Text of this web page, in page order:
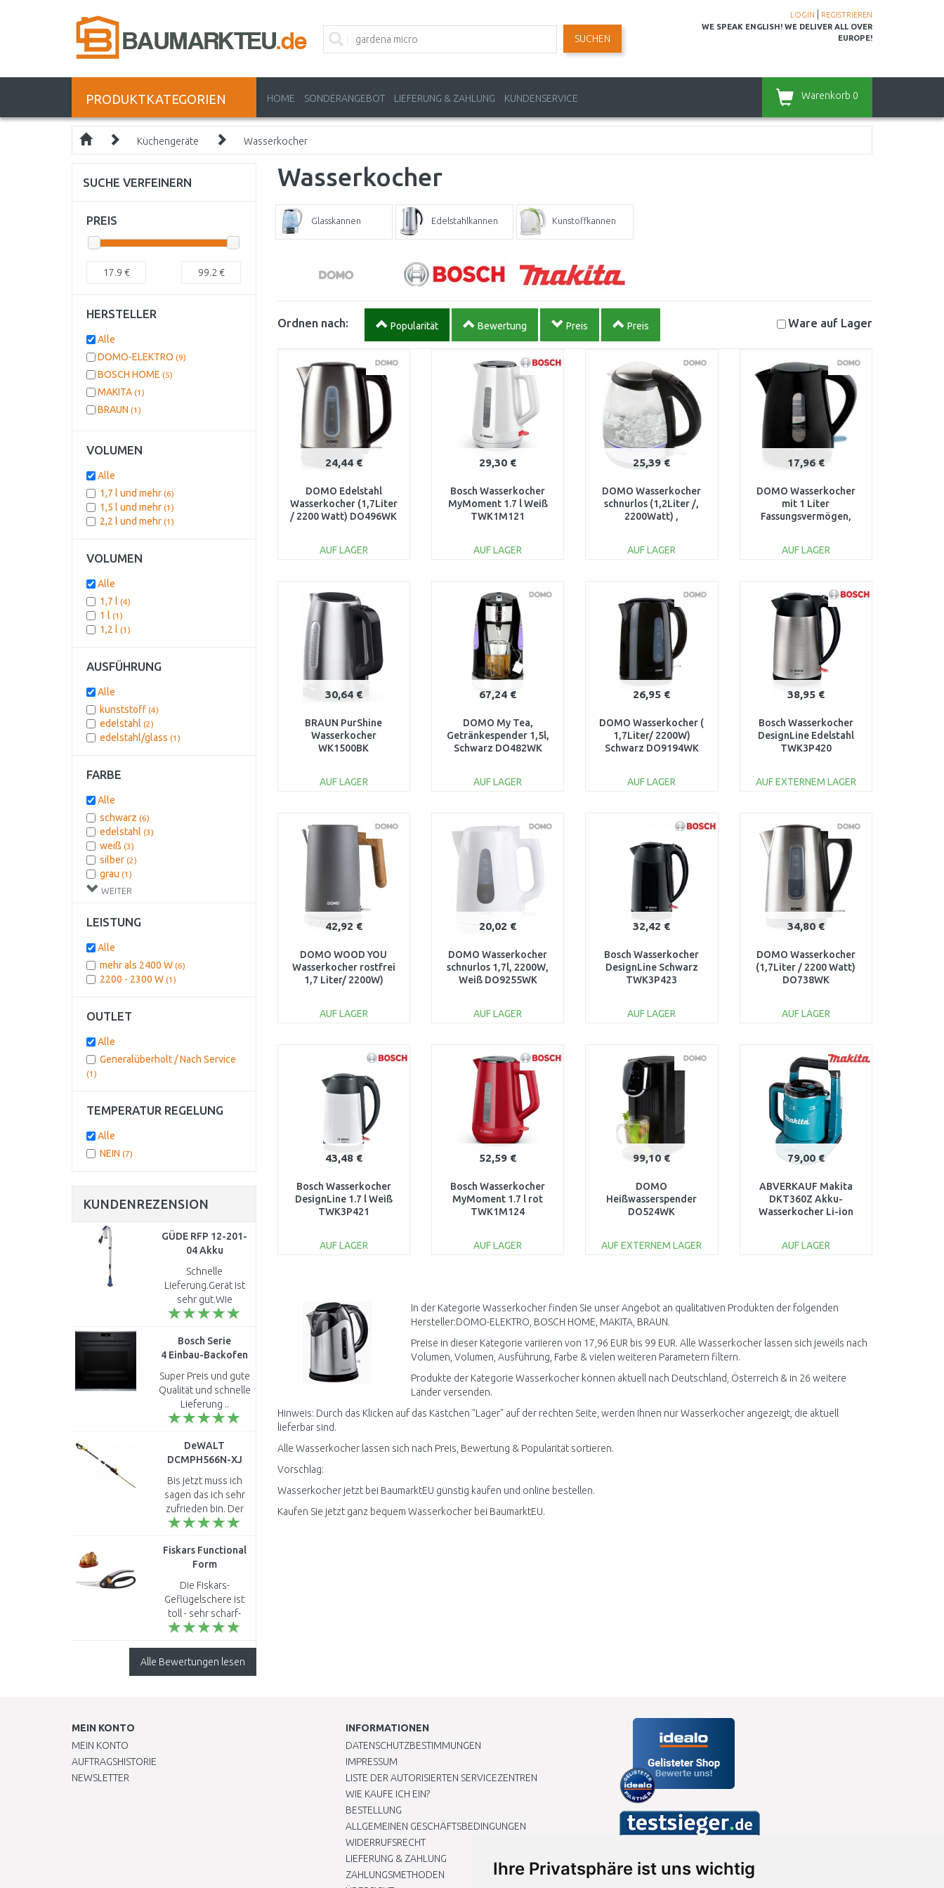
Ihre Privatsphäre ist uns wichtig
LOGIN
REGISTRIEREN
WE SPEAK ENGLISH! WE DELIVER ALL OVER
EUROPE!
SUCHEN
PRODUKTKATEGORIEN HOME SONDERANGEBOT LIEFERUNG & ZAHLUNG KUNDENSERVICE Warenkorb 0
Küchengeräte Wasserkocher
Wasserkocher
Glasskannen Edelstahlkannen Kunstoffkannen
Ordnen nach: Popularität Bewertung Preis Preis Ware auf Lager
24,44 €
DOMO Edelstahl
Wasserkocher (1,7Liter
/ 2200 Watt) DO496WK
AUF LAGER
Vergleichen
29,30 €
Bosch Wasserkocher
MyMoment 1.7 l Weiß
TWK1M121
AUF LAGER
Vergleichen
25,39 €
DOMO Wasserkocher
schnurlos (1,2Liter /,
2200Watt) ,
AUF LAGER
Vergleichen
17,96 €
DOMO Wasserkocher
mit 1 Liter
Fassungsvermögen,
AUF LAGER
Vergleichen
30,64 €
BRAUN PurShine
Wasserkocher
WK1500BK
AUF LAGER
Vergleichen
67,24 €
DOMO My Tea,
Getränkespender 1,5l,
Schwarz DO482WK
AUF LAGER
Vergleichen
26,95 €
DOMO Wasserkocher (
1,7Liter/ 2200W)
Schwarz DO9194WK
AUF LAGER
Vergleichen
38,95 €
Bosch Wasserkocher
DesignLine Edelstahl
TWK3P420
AUF EXTERNEM LAGER
Vergleichen
42,92 €
DOMO WOOD YOU
Wasserkocher rostfrei
1,7 Liter/ 2200W)
AUF LAGER
Vergleichen
20,02 €
DOMO Wasserkocher
schnurlos 1,7l, 2200W,
Weiß DO9255WK
AUF LAGER
Vergleichen
32,42 €
Bosch Wasserkocher
DesignLine Schwarz
TWK3P423
AUF LAGER
Vergleichen
34,80 €
DOMO Wasserkocher
(1,7Liter / 2200 Watt)
DO738WK
AUF LAGER
Vergleichen
43,48 €
Bosch Wasserkocher
DesignLine 1.7 l Weiß
TWK3P421
AUF LAGER
Vergleichen
52,59 €
Bosch Wasserkocher
MyMoment 1.7 l rot
TWK1M124
AUF LAGER
Vergleichen
99,10 €
DOMO
Heißwasserspender
DO524WK
AUF EXTERNEM LAGER
Vergleichen
79,00 €
ABVERKAUF Makita
DKT360Z Akku-
Wasserkocher Li-ion
AUF LAGER
Vergleichen
In der Kategorie Wasserkocher finden Sie unser Angebot an qualitativen Produkten der folgenden
Hersteller:DOMO-ELEKTRO, BOSCH HOME, MAKITA, BRAUN.
Preise in dieser Kategorie variieren von 17,96 EUR bis 99 EUR. Alle Wasserkocher lassen sich jeweils nach
Volumen, Volumen, Ausführung, Farbe & vielen weiteren Parametern filtern.
Produkte der Kategorie Wasserkocher können aktuell nach Deutschland, Österreich & in 26 weitere
Länder versenden.
Hinweis: Durch das Klicken auf das Kästchen "Lager" auf der rechten Seite, werden Ihnen nur Wasserkocher angezeigt, die aktuell
lieferbar sind.
Alle Wasserkocher lassen sich nach Preis, Bewertung & Popularität sortieren.
Vorschlag:
Wasserkocher jetzt bei BaumarktEU günstig kaufen und online bestellen.
Kaufen Sie jetzt ganz bequem Wasserkocher bei BaumarktEU.
SUCHE VERFEINERN
PREIS
17.9 € 99.2 €
HERSTELLER
Alle
DOMO-ELEKTRO (9)
BOSCH HOME (5)
MAKITA (1)
BRAUN (1)
VOLUMEN
Alle
1,7 l und mehr (6)
1,5 l und mehr (1)
2,2 l und mehr (1)
VOLUMEN
Alle
1,7 l (4)
1 l (1)
1,2 l (1)
AUSFÜHRUNG
Alle
kunststoff (4)
edelstahl (2)
edelstahl/glass (1)
FARBE
WEITER
Alle
schwarz (6)
edelstahl (3)
weiß (3)
silber (2)
grau (1)
rot(1)
LEISTUNG
Alle
mehr als 2400 W (6)
2200 - 2300 W (1)
OUTLET
Alle
Generalüberholt / Nach Service
(1)
TEMPERATUR REGELUNG
Alle
NEIN (7)
KUNDENREZENSION
GÜDE RFP 12-201-
04 Akku
Regenfasspumpe
58492
Schnelle
Lieferung.Gerät ist
sehr gut.Wie
bekomme ich aber
Bosch Serie
4 Einbau-Backofen
60 x 60 cm Schwarz
HBA272BB3
Super Preis und gute
Qualität und schnelle
Lieferung ..
DeWALT
DCMPH566N-XJ
Stabheckenschere
(55cm/18V/Ohne
Akku)
Bis jetzt muss ich
sagen das ich sehr
zufrieden bin. Der
Kopf scheint wohl
aber fest verankert.
Die Schnittleistung
ist a..
Fiskars Functional
Form
Geflügelschere 25
cm (859975)
1003033
Die Fiskars-
Geflügelschere ist
toll - sehr scharf-
schneidet Hühnchen
Alle Bewertungen lesen
MEIN KONTO
MEIN KONTO
AUFTRAGSHISTORIE
NEWSLETTER
INFORMATIONEN
DATENSCHUTZBESTIMMUNGEN
IMPRESSUM
LISTE DER AUTORISIERTEN SERVICEZENTREN
WIE KAUFE ICH EIN?
BESTELLUNG
ALLGEMEINEN GESCHÄFTSBEDINGUNGEN
WIDERRUFSRECHT
LIEFERUNG & ZAHLUNG
ZAHLUNGSMETHODEN